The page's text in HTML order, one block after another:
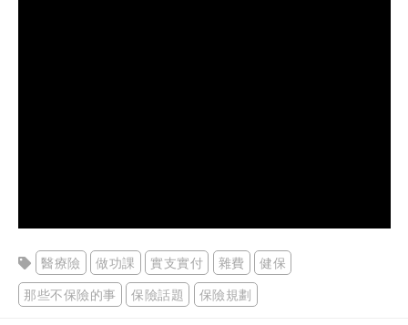
醫療險 做功課 實支實付 雜費
健保
那些不保險的事
保險話題 保險規劃